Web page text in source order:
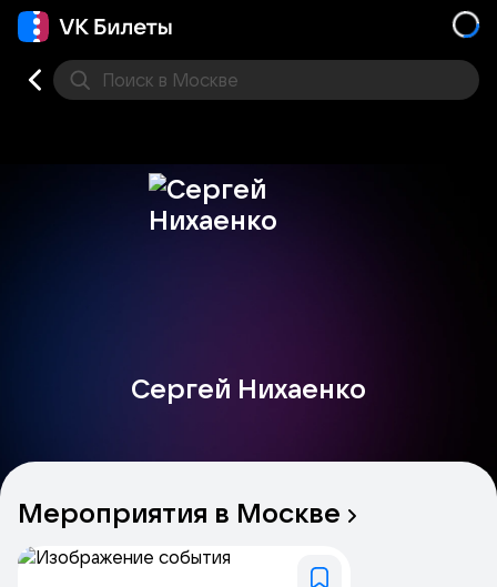
Поиск в Москве
Сергей Нихаенко
Мероприятия в Москве